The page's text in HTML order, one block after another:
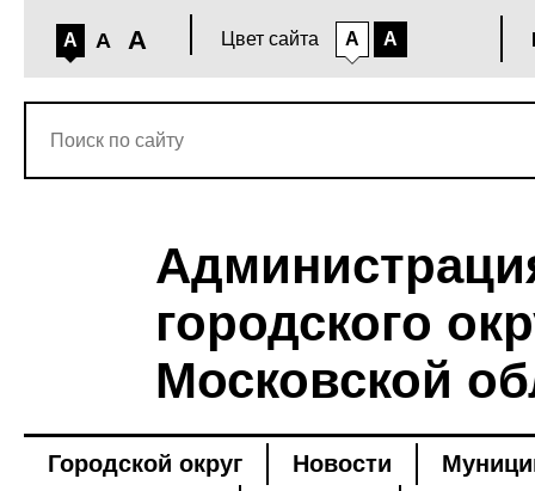
A A A Цвет сайта A A
городского
Московской
Городской округ Новости